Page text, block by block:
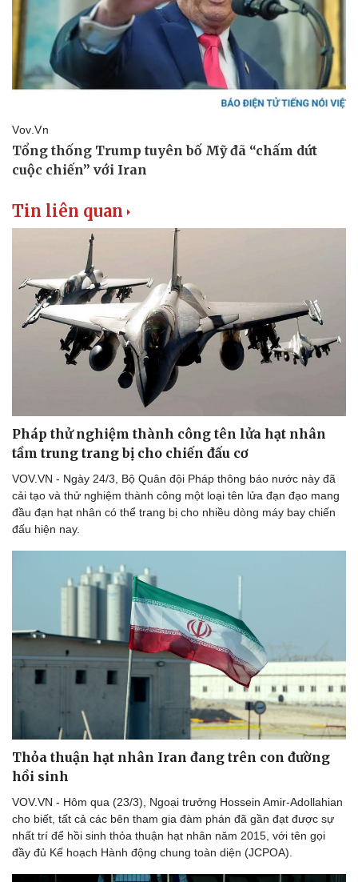
Doanh nghiệp
Doanh nhân
Vì cộng đồng
Công nghệ
Sành điệu
Chuyển đổi số
Tin liên quan
Pháp thử nghiệm thành công tên lửa hạt nhân
tầm trung trang bị cho chiến đấu cơ
VOV.VN - Ngày 24/3, Bộ Quân đội Pháp thông báo nước này đã
cải tạo và thử nghiệm thành công một loại tên lửa đạn đạo mang
đầu đạn hạt nhân có thể trang bị cho nhiều dòng máy bay chiến
đấu hiện nay.
Thỏa thuận hạt nhân Iran đang trên con đường
hồi sinh
VOV.VN - Hôm qua (23/3), Ngoại trưởng Hossein Amir-Adollahian
cho biết, tất cả các bên tham gia đàm phán đã gần đạt được sự
nhất trí để hồi sinh thỏa thuận hạt nhân năm 2015, với tên gọi
đầy đủ Kế hoạch Hành động chung toàn diện (JCPOA).